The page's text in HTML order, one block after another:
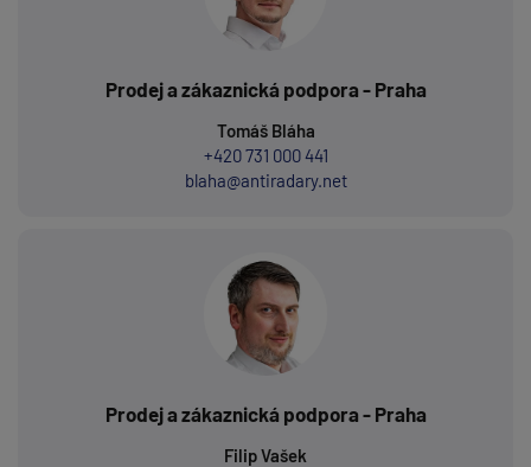
Prodej a zákaznická podpora - Praha
Tomáš Bláha
+420 731 000 441
blaha@antiradary.net
Prodej a zákaznická podpora - Praha
Filip Vašek